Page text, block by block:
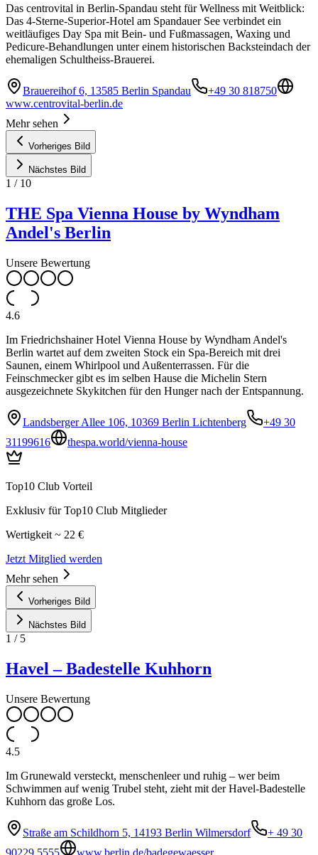
Das centrovital in Berlin-Spandau steht für Wellness mit Weitblick:
Das 4-Sterne-Superior-Hotel am Spandauer See verbindet ein
weitläufiges Day Spa mit Bein- und Fußmassagen, Waxing und
Pedicure-Behandlungen unter einem historischen Backsteindach der
ehemaligen Schultheiss-Brauerei.
Brauereihof 6, 13585 Berlin Spandau
+49 30 818750
www.centrovital-berlin.de
Mehr sehen
Vorheriges Bild
Nächstes Bild
1 / 10
THE Spa Vienna House by Wyndham
Andel's Berlin
Unsere Bewertung
4.6
Im Friedrichshainer Hotel Vienna House by Wyndham Andel's
Berlin wartet auf dem zweiten Stock ein Spa-Bereich mit drei
Saunen, einem Whirlpool und Außenterrassen. Für die
Feinschmecker gibt es im selben Hause die Michelin Stern
ausgezeichnete Skykitchen für den Hunger nach der Entspannung.
Landsberger Allee 106, 10369 Berlin Lichtenberg
+49 30
31199616
thespa.world/vienna-house
Top10 Club Vorteil
Exklusiv für Top10 Club Mitglieder
Wertigkeit ~ 22 €
Jetzt Mitglied werden
Mehr sehen
Vorheriges Bild
Nächstes Bild
1 / 5
Havel – Badestelle Kuhhorn
Unsere Bewertung
4.5
Im Grunewald versteckt, menschenleer und ruhig – wer beim
Schwimmen auf wenig Trubel steht, zieht mit der Havel-Badestelle
Kuhhorn das große Los.
Straße am Schildhorn 5, 14193 Berlin Wilmersdorf
+ 49 30
90229 5555
www.berlin.de/badegewaesser